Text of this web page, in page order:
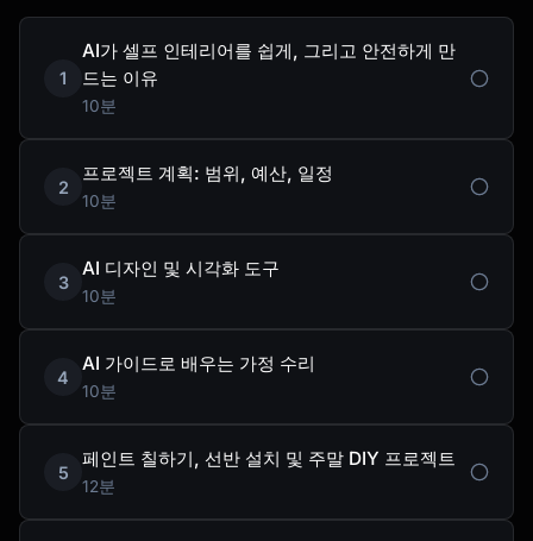
1
AI가 셀프 인테리어를 쉽게, 그리고 안전하게 만
드는 이유
10분
2
프로젝트 계획: 범위, 예산, 일정
10분
3
AI 디자인 및 시각화 도구
10분
4
AI 가이드로 배우는 가정 수리
10분
5
페인트 칠하기, 선반 설치 및 주말 DIY 프로젝트
12분